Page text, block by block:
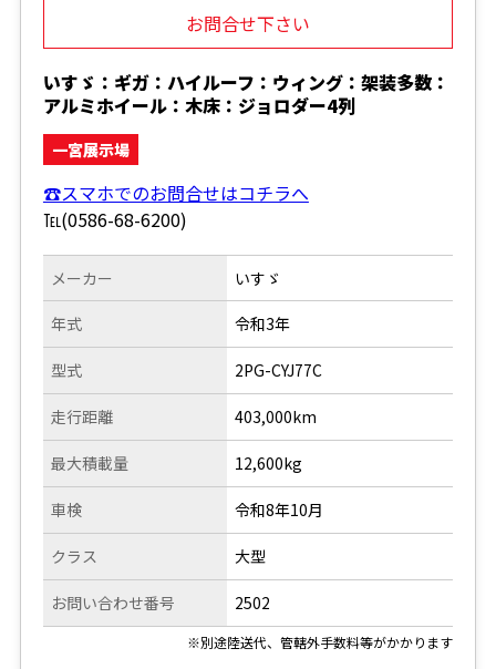
お問合せ下さい
いすゞ：ギガ：ハイルーフ：ウィング：架装多数：
アルミホイール：木床：ジョロダー4列
一宮展示場
☎スマホでのお問合せはコチラへ
℡(0586-68-6200)
メーカー
年式
型式
走行距離
いすゞ
令和3年
2PG-CYJ77C
403,000km
最大積載量
車検
クラス
お問い合わせ番号
12,600kg
令和8年10月
大型
2502
※別途陸送代、管轄外手数料等がかかります